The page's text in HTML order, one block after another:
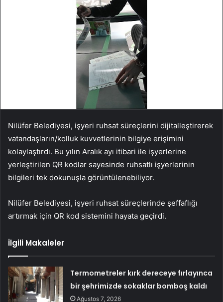
Nilüfer Belediyesi, işyeri ruhsat süreçlerini dijitalleştirerek
vatandaşların/kolluk kuvvetlerinin bilgiye erişimini
kolaylaştırdı. Bu yılın Aralık ayı itibari ile işyerlerine
yerleştirilen QR kodlar sayesinde ruhsatlı işyerlerinin
bilgileri tek dokunuşla görüntülenebiliyor.
Nilüfer Belediyesi, işyeri ruhsat süreçlerinde şeffaflığı
artırmak için QR kod sistemini hayata geçirdi.
İlgili Makaleler
Termometreler kırk dereceye fırlayınca
bir şehrimizde sokaklar bomboş kaldı
Ağustos 7, 2026